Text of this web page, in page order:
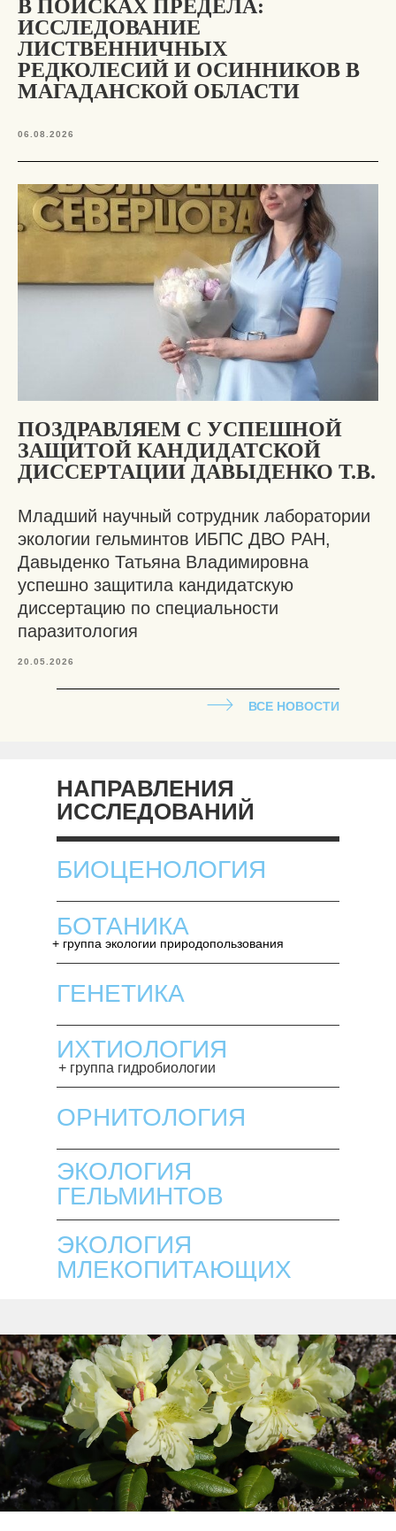
В ПОИСКАХ ПРЕДЕЛА:
ИССЛЕДОВАНИЕ
ЛИСТВЕННИЧНЫХ
РЕДКОЛЕСИЙ И ОСИННИКОВ В
МАГАДАНСКОЙ ОБЛАСТИ
06.08.2026
ПОЗДРАВЛЯЕМ С УСПЕШНОЙ
ЗАЩИТОЙ КАНДИДАТСКОЙ
ДИССЕРТАЦИИ ДАВЫДЕНКО Т.В.
Младший научный сотрудник лаборатории
экологии гельминтов ИБПС ДВО РАН,
Давыденко Татьяна Владимировна
успешно защитила кандидатскую
диссертацию по специальности
паразитология
20.05.2026
ВСЕ НОВОСТИ
НАПРАВЛЕНИЯ
ИССЛЕДОВАНИЙ
БИОЦЕНОЛОГИЯ
БОТАНИКА
+ группа экологии природопользования
ГЕНЕТИКА
ИХТИОЛОГИЯ
+ группа гидробиологии
ОРНИТОЛОГИЯ
ЭКОЛОГИЯ
ГЕЛЬМИНТОВ
ЭКОЛОГИЯ
МЛЕКОПИТАЮЩИХ